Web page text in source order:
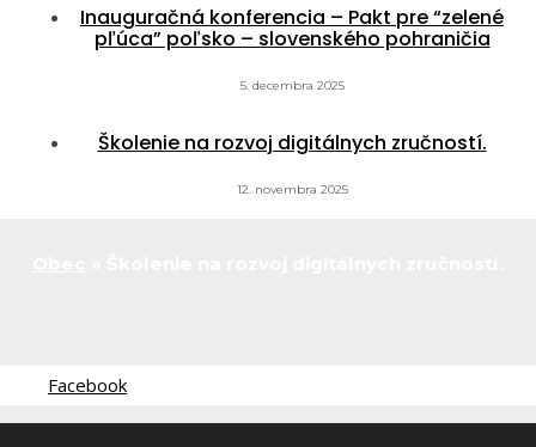
Inauguračná konferencia – Pakt pre “zelené
pľúca” poľsko – slovenského pohraničia
5. decembra 2025
Školenie na rozvoj digitálnych zručností.
12. novembra 2025
Facebook